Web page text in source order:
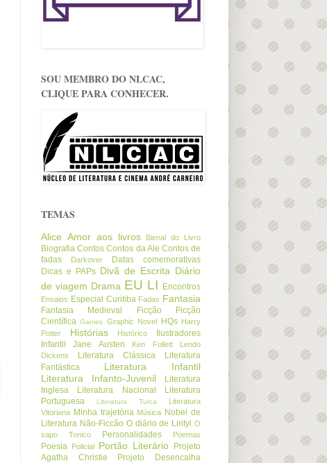
SOU MEMBRO DO NLCAC,
CLIQUE PARA CONHECER.
TEMAS
Alice Amor aos livros Bienal do Livro
Biografia Contos Contos da Ale Contos de
fadas
Darkover
Datas comemorativas
Dicas e PAPs Divã de Escrita Diário
de viagem Drama EU LI Encontros
Ensaios Especial Curitiba Fadas Fantasia
Fantasia Medieval Ficção
Ficção
Científica Games Graphic Novel HQs Harry
Potter
Histórias Histórico
Ilustradores
Infantil
Jane Austen Ken Follett
Lendo
Dickens
Literatura Clássica
Literatura
Fantástica
Literatura Infantil
Literatura Infanto-Juvenil
Literatura
Inglesa
Literatura Nacional
Literatura
Portuguesa
Literatura Turca
Literatura
Vitoriana Minha trajetória Música Nobel de
Literatura Não-Ficcão O diário de Lirityl O
sapo Tonico
Personalidades Poemas
Poesia Policial Portão Literário Projeto
Agatha Christie
Projeto Desencalha